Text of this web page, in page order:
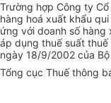
Trường hợp Công ty
hàng hoá xuất khẩu
ứng với doanh số
áp dụng thuế suất
ngày 18/9/2002 của Bộ
Tổng cục Thuế thông